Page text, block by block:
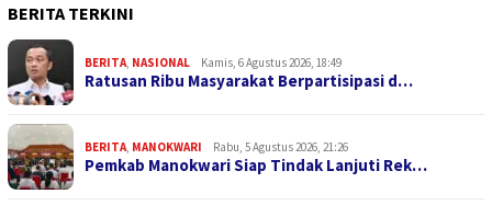
BERITA TERKINI
BERITA, NASIONAL Kamis, 6 Agustus 2026, 18:49
Ratusan Ribu Masyarakat Berpartisipasi d…
BERITA, MANOKWARI Rabu, 5 Agustus 2026, 21:26
Pemkab Manokwari Siap Tindak Lanjuti Rek…